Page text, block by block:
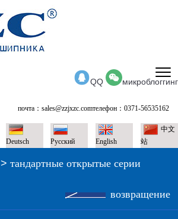
QQ микроблоггинг
почта：sales@zzjxzc.comтелефон：0371-56535162
中文
站
English
Pусский
Deutsch
> тандартные открытые серии
возвращение